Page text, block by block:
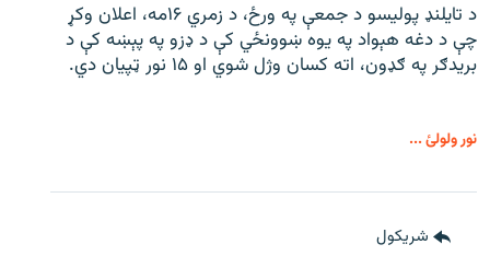
د تایلنډ پولیسو د جمعې په ورځ، د زمري ۱۶مه، اعلان وکړ
چې د دغه هېواد په یوه ښوونځي کې د ډزو په پېښه کې د
بریدګر په ګډون، اته کسان وژل شوي او ۱۵ نور ټپیان دي.
نور ولولئ ...
شريکول